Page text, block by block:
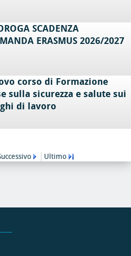
SCADENZA
ERASMUS 2026/2027
corso di Formazione
sulla sicurezza e salute sui
di lavoro
Ultimo